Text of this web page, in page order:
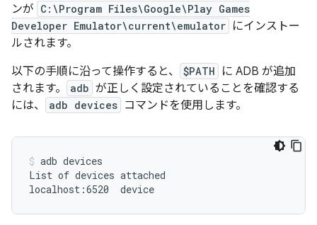
ンが C:\Program Files\Google\Play Games
Developer Emulator\current\emulator にインストー
ルされます。
以下の手順に沿って操作すると、
$PATH
に ADB が追加
されます。
adb が正しく設定されていることを確認する
には、
adb devices コマンドを使用します。
adb devices
List of devices attached
localhost:6520
device